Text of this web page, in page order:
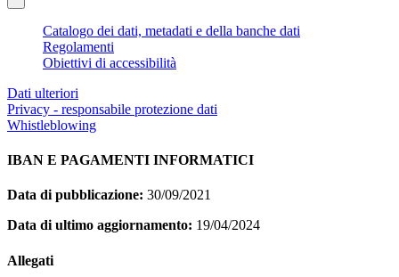
Catalogo dei dati, metadati e della banche dati
Regolamenti
Obiettivi di accessibilità
Dati ulteriori
Privacy - responsabile protezione dati
Whistleblowing
IBAN E PAGAMENTI INFORMATICI
Data di pubblicazione: 30/09/2021
Data di ultimo aggiornamento: 19/04/2024
Allegati